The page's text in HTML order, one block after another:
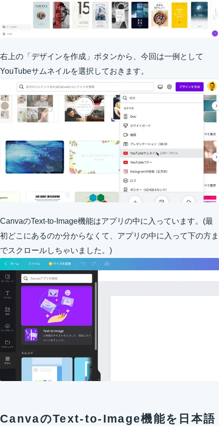
右上の「デザインを作成」ボタンから、今回は一例として
YouTubeサムネイルを選択しておきます。
CanvaのText-to-Image機能はアプリの中に入っています。(最
初どこにあるのか分からなくて、アプリの中に入って下の方ま
でスクロールしちゃいました。)
CanvaのText-to-Image機能を日本語